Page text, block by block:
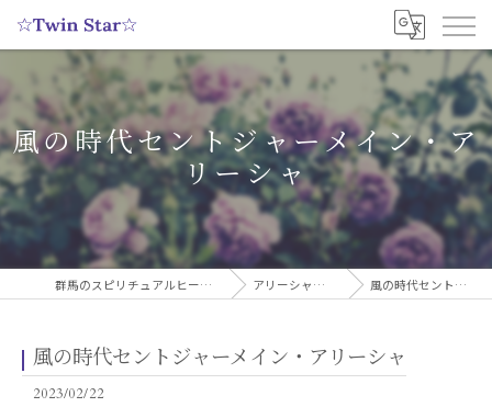
風の時代セントジャーメイン・ア
リーシャ
群馬のスピリチュアルヒーリングサロンなら実績多数の☆Twin Star☆ アリーシャのスピリチュアルブログ 風の時代セントジャーメイン・アリーシャ
風の時代セントジャーメイン・アリーシャ
2023/02/22